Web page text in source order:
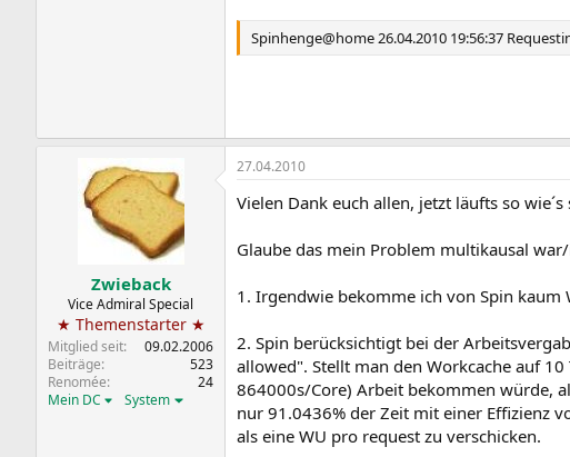
Spinhenge@home 26.04.2010 19:56:37
Zwieback
Vice Admiral Special
★ Themenstarter ★
Mitglied seit
09.02.2006
Beiträge
523
Renomée
24
Mein DC
System
27.04.2010
Vielen Dank euch allen, jetzt läufts so wie´s
Glaube das mein Problem multikausal
1. Irgendwie bekomme ich von Spin kaum
2. Spin berücksichtigt bei der
allowed". Stellt man den Workcache auf
864000s/Core) Arbeit bekommen würde,
nur 91.0436% der Zeit mit einer Effizienz
als eine WU pro request zu verschicken.